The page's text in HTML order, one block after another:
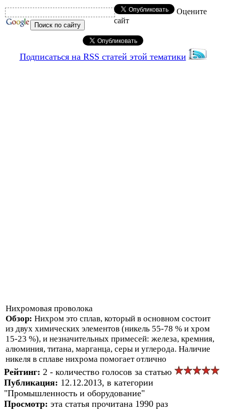
Оцените
сайт
Подписаться на RSS статей этой тематики
Нихромовая проволока
Обзор: Нихром это сплав, который в основном состоит
из двух химических элементов (никель 55-78 % и хром
15-23 %), и незначительных примесей: железа, кремния,
алюминия, титана, марганца, серы и углерода. Наличие
никеля в сплаве нихрома помогает отлично
Рейтинг: 2 - количество голосов за статью
Публикация: 12.12.2013, в категории
"Промышленность и оборудование"
Просмотр: эта статья прочитана 1990 раз